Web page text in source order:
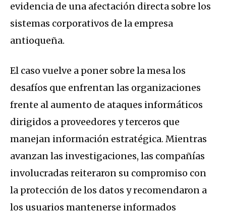
evidencia de una afectación directa sobre los
sistemas corporativos de la empresa
antioqueña.
El caso vuelve a poner sobre la mesa los
desafíos que enfrentan las organizaciones
frente al aumento de ataques informáticos
dirigidos a proveedores y terceros que
manejan información estratégica. Mientras
avanzan las investigaciones, las compañías
involucradas reiteraron su compromiso con
la protección de los datos y recomendaron a
los usuarios mantenerse informados